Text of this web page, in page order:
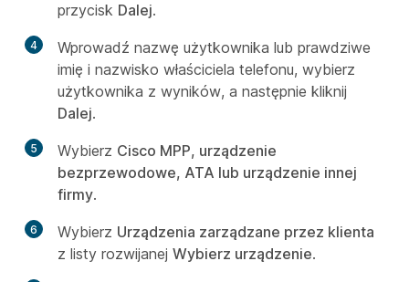
przycisk Dalej.
4
Wprowadź nazwę użytkownika lub prawdziwe
imię i nazwisko właściciela telefonu, wybierz
użytkownika z wyników, a następnie kliknij
Dalej.
5 Wybierz Cisco MPP, urządzenie
bezprzewodowe, ATA lub urządzenie innej
firmy.
6 Wybierz Urządzenia zarządzane przez klienta
z listy rozwijanej Wybierz urządzenie.